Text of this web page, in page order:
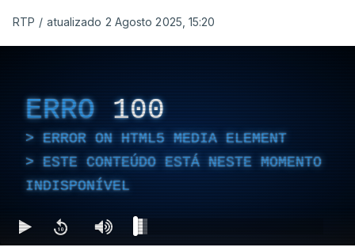
RTP / atualizado 2 Agosto 2025, 15:20
ERRO 100
ERROR ON HTML5 MEDIA ELEMENT
ESTE CONTEÚDO ESTÁ NESTE MOMENTO
INDISPONÍVEL